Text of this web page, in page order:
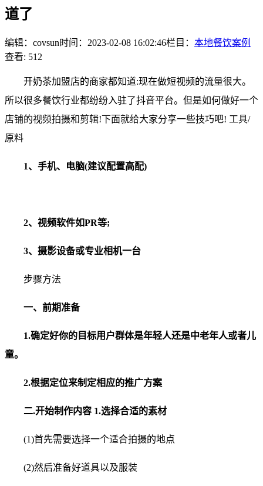
道了
编辑：covsun时间：2023-02-08 16:02:46栏目： 本地餐饮案例
查看: 512
开奶茶加盟店的商家都知道:现在做短视频的流量很大。
所以很多餐饮行业都纷纷入驻了抖音平台。但是如何做好一个
店铺的视频拍摄和剪辑!下面就给大家分享一些技巧吧! 工具/
原料
1、手机、电脑(建议配置高配)
2、视频软件如PR等;
3、摄影设备或专业相机一台
步骤方法
一、前期准备
1.确定好你的目标用户群体是年轻人还是中老年人或者儿
童。
2.根据定位来制定相应的推广方案
二.开始制作内容 1.选择合适的素材
(1)首先需要选择一个适合拍摄的地点
(2)然后准备好道具以及服装